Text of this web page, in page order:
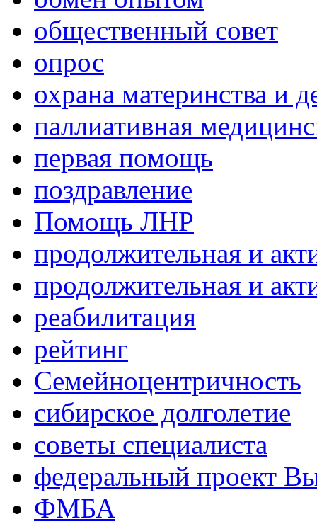
общественный совет
опрос
охрана материнства и
паллиативная
первая помощь
поздравление
Помощь ЛНР
продолжительная и
продолжительная и
реабилитация
рейтинг
Семейноцентричность
сибирское долголетие
советы специалиста
федеральный проект
ФМБА